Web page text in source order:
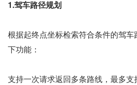
1.驾车路径规划
根据起终点坐标检索符合条件的驾
下功能：
支持一次请求返回多条路线，最多支